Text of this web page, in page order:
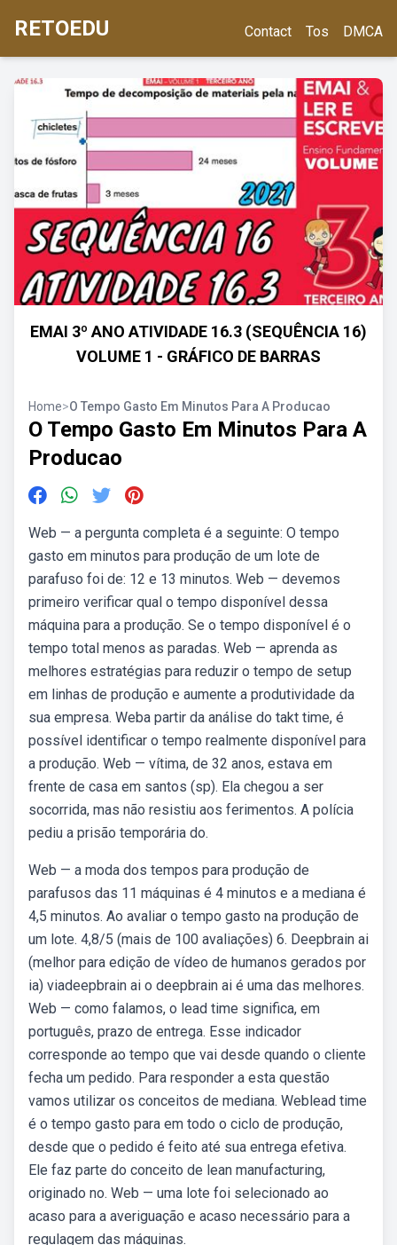
RETOEDU Contact Tos DMCA
EMAI 3º ANO ATIVIDADE 16.3 (SEQUÊNCIA 16)
VOLUME 1 - GRÁFICO DE BARRAS
Home>O Tempo Gasto Em Minutos Para A Producao
O Tempo Gasto Em Minutos Para A
Producao
Web — a pergunta completa é a seguinte: O tempo
gasto em minutos para produção de um lote de
parafuso foi de: 12 e 13 minutos. Web — devemos
primeiro verificar qual o tempo disponível dessa
máquina para a produção. Se o tempo disponível é o
tempo total menos as paradas. Web — aprenda as
melhores estratégias para reduzir o tempo de setup
em linhas de produção e aumente a produtividade da
sua empresa. Weba partir da análise do takt time, é
possível identificar o tempo realmente disponível para
a produção. Web — vítima, de 32 anos, estava em
frente de casa em santos (sp). Ela chegou a ser
socorrida, mas não resistiu aos ferimentos. A polícia
pediu a prisão temporária do.
Web — a moda dos tempos para produção de
parafusos das 11 máquinas é 4 minutos e a mediana é
4,5 minutos. Ao avaliar o tempo gasto na produção de
um lote. 4,8/5 (mais de 100 avaliações) 6. Deepbrain ai
(melhor para edição de vídeo de humanos gerados por
ia) viadeepbrain ai o deepbrain ai é uma das melhores.
Web — como falamos, o lead time significa, em
português, prazo de entrega. Esse indicador
corresponde ao tempo que vai desde quando o cliente
fecha um pedido. Para responder a esta questão
vamos utilizar os conceitos de mediana. Weblead time
é o tempo gasto para em todo o ciclo de produção,
desde que o pedido é feito até sua entrega efetiva.
Ele faz parte do conceito de lean manufacturing,
originado no. Web — uma lote foi selecionado ao
acaso para a averiguação e acaso necessário para a
regulagem das máquinas.